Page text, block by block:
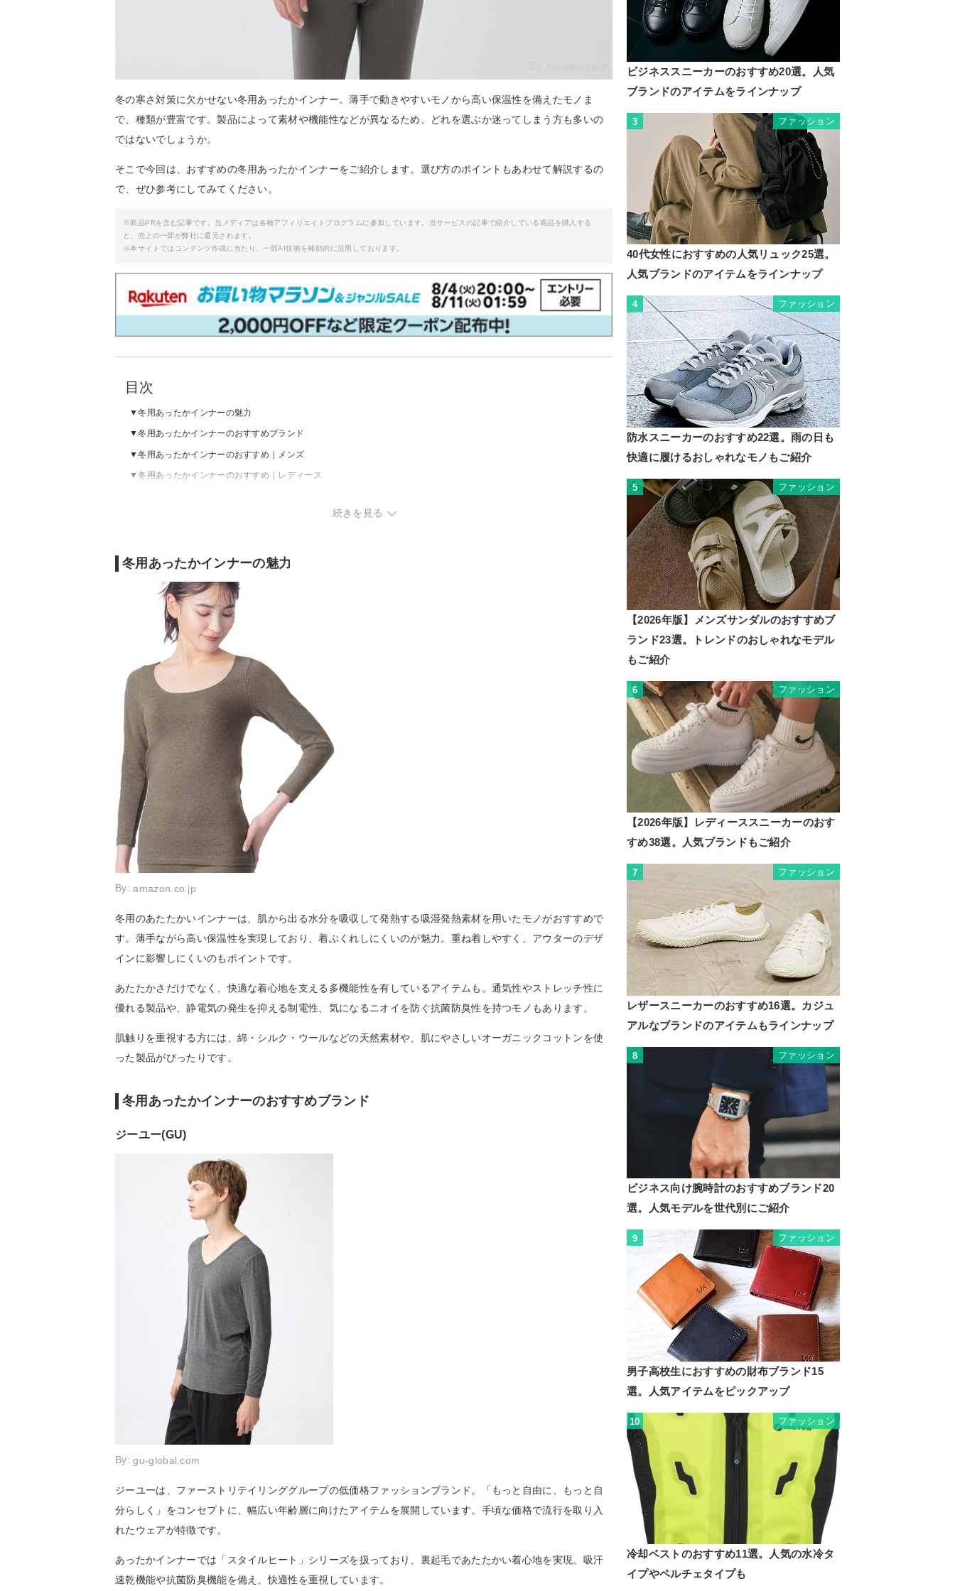
冬の寒さ対策に欠かせない冬用あったかインナー。薄手で動きやすいモノから高い保温性を備えたモノま
で、種類が豊富です。製品によって素材や機能性などが異なるため、どれを選ぶか迷ってしまう方も多いの
ではないでしょうか。
そこで今回は、おすすめの冬用あったかインナーをご紹介します。選び方のポイントもあわせて解説するの
で、ぜひ参考にしてみてください。
※商品PRを含む記事です。当メディアは各種アフィリエイトプログラムに参加しています。当サービスの記事で紹介している商品を購入する
と、売上の一部が弊社に還元されます。
※本サイトではコンテンツ作成に当たり、一部AI技術を補助的に活用しております。
目次
冬用あったかインナーの魅力
冬用あったかインナーのおすすめブランド
冬用あったかインナーのおすすめ｜メンズ
冬用あったかインナーのおすすめ｜レディース
続きを見る
冬用あったかインナーの魅力
By:amazon.co.jp
冬用のあたたかいインナーは、肌から出る水分を吸収して発熱する吸湿発熱素材を用いたモノがおすすめで
す。薄手ながら高い保温性を実現しており、着ぶくれしにくいのが魅力。重ね着しやすく、アウターのデザ
インに影響しにくいのもポイントです。
あたたかさだけでなく、快適な着心地を支える多機能性を有しているアイテムも。通気性やストレッチ性に
優れる製品や、静電気の発生を抑える制電性、気になるニオイを防ぐ抗菌防臭性を持つモノもあります。
肌触りを重視する方には、綿・シルク・ウールなどの天然素材や、肌にやさしいオーガニックコットンを使
った製品がぴったりです。
冬用あったかインナーのおすすめブランド
ジーユー(GU)
By:gu-global.com
ジーユーは、ファーストリテイリンググループの低価格ファッションブランド。「もっと自由に、もっと自
分らしく」をコンセプトに、幅広い年齢層に向けたアイテムを展開しています。手頃な価格で流行を取り入
れたウェアが特徴です。
あったかインナーでは「スタイルヒート」シリーズを扱っており、裏起毛であたたかい着心地を実現。吸汗
速乾機能や抗菌防臭機能を備え、快適性を重視しています。
ビジネススニーカーのおすすめ20選。人気
ブランドのアイテムをラインナップ
3 ファッション
40代女性におすすめの人気リュック25選。
人気ブランドのアイテムをラインナップ
4 ファッション
防水スニーカーのおすすめ22選。雨の日も
快適に履けるおしゃれなモノもご紹介
5 ファッション
【2026年版】メンズサンダルのおすすめブ
ランド23選。トレンドのおしゃれなモデル
もご紹介
6 ファッション
【2026年版】レディーススニーカーのおす
すめ38選。人気ブランドもご紹介
7 ファッション
レザースニーカーのおすすめ16選。カジュ
アルなブランドのアイテムもラインナップ
8 ファッション
ビジネス向け腕時計のおすすめブランド20
選。人気モデルを世代別にご紹介
9 ファッション
男子高校生におすすめの財布ブランド15
選。人気アイテムをピックアップ
10 ファッション
冷却ベストのおすすめ11選。人気の水冷タ
イプやペルチェタイプも